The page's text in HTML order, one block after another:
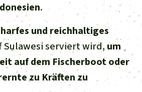
Aluminium
Gold
Fleisch und Soja
Ältere Ausgaben
Kontakt
Transparenz
Freianzeigen
von Indigenen
für eine Region
.
und reichhaltiges
Sulawesi serviert wird, um
auf dem Fischerboot oder
zu Kräften zu